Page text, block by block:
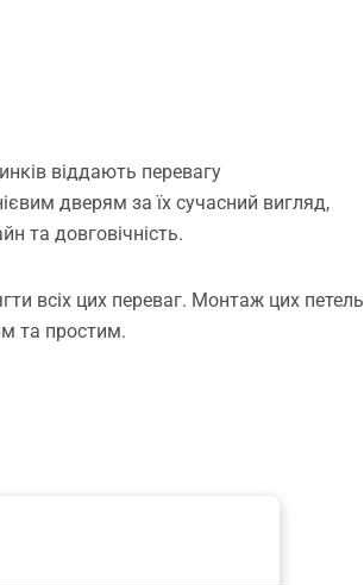
віддають перевагу
дверям за їх сучасний вигляд,
та довговічність.
всіх цих переваг. Монтаж цих петель
та простим.